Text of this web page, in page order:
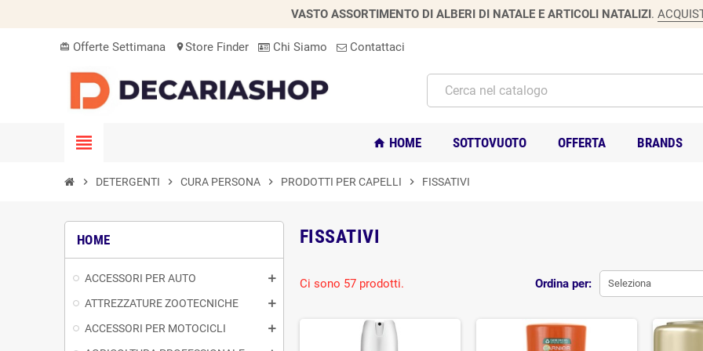
VASTO ASSORTIMENTO DI ALBERI DI NATALE E ARTICOLI NATALIZI.
card_giftcard Offerte Settimana location_onStore Finder Chi Siamo Contattaci
view_headline home HOME SOTTOVUOTO OFFERTA BRANDS
chevron_right DETERGENTI chevron_right CURA PERSONA chevron_right PRODOTTI PER CAPELLI chevron_right FISSATIVI
HOME
ACCESSORI PER AUTO
ATTREZZATURE ZOOTECNICHE
ACCESSORI PER MOTOCICLI
FISSATIVI
Ordina per: Seleziona
Ci sono 57 prodotti.